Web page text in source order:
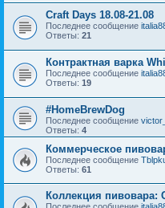
Craft Days 18.08-21.08
Последнее сообщение
Ответы: 21
Контрактная варка
Последнее сообщение
Ответы: 19
#HomeBrewDog
Последнее сообщение
Ответы: 4
Коммерческое
Последнее сообщение
Ответы: 61
Коллекция пивовара: